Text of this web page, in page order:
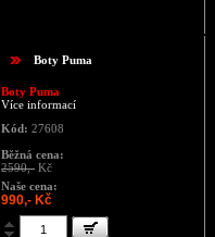
Boty Puma
Boty Puma
Více informací
Kód: 27608
Běžná cena:
2590,- Kč
Naše cena:
990,- Kč